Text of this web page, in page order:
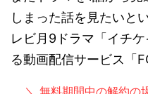
しまった話を見たいと
レビ月9ドラマ「イチ
る動画配信サービス「